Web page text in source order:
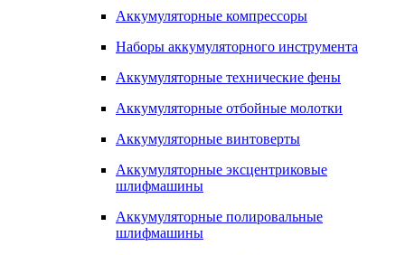
Аккумуляторные компрессоры
Наборы аккумуляторного инструмента
Аккумуляторные технические фены
Аккумуляторные отбойные молотки
Аккумуляторные винтоверты
Аккумуляторные эксцентриковые
шлифмашины
Аккумуляторные полировальные
шлифмашины